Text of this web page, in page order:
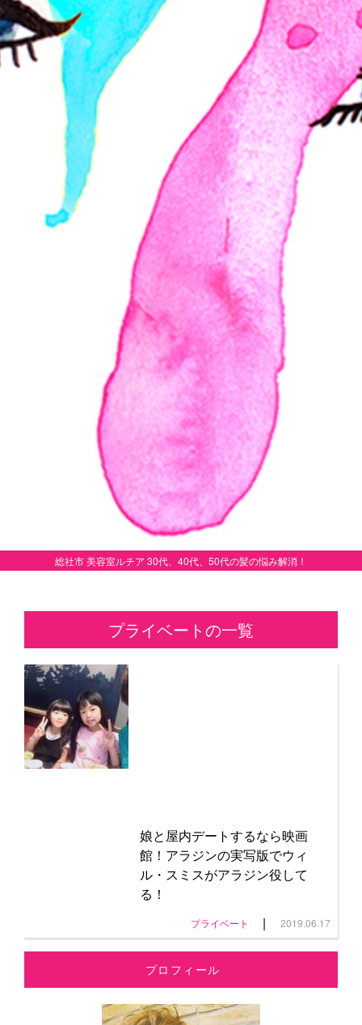
総社市 美容室ルチア 30代、40代、50代の髪の悩み解消！
プライベートの一覧
娘と屋内デートするなら映画
館！アラジンの実写版でウィ
ル・スミスがアラジン役して
る！
プライベート | 2019.06.17
プロフィール